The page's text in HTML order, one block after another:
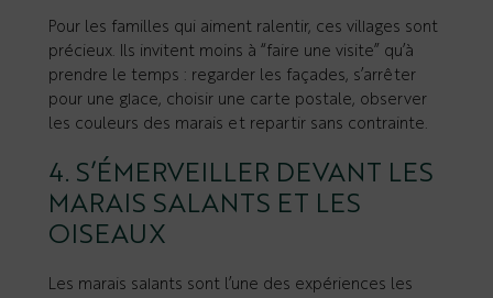
Pour les familles qui aiment ralentir, ces villages sont
précieux. Ils invitent moins à “faire une visite” qu’à
prendre le temps : regarder les façades, s’arrêter
pour une glace, choisir une carte postale, observer
les couleurs des marais et repartir sans contrainte.
4. S’ÉMERVEILLER DEVANT LES
MARAIS SALANTS ET LES
OISEAUX
Les marais salants sont l’une des expériences les